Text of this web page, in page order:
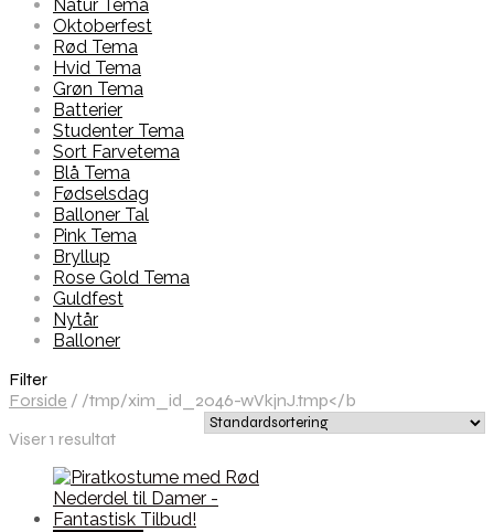
Natur Tema
Oktoberfest
Rød Tema
Hvid Tema
Grøn Tema
Batterier
Studenter Tema
Sort Farvetema
Blå Tema
Fødselsdag
Balloner Tal
Pink Tema
Bryllup
Rose Gold Tema
Guldfest
Nytår
Balloner
Filter
Forside / /tmp/xim_id_2046-wVkjnJ.tmp</b
Viser 1 resultat